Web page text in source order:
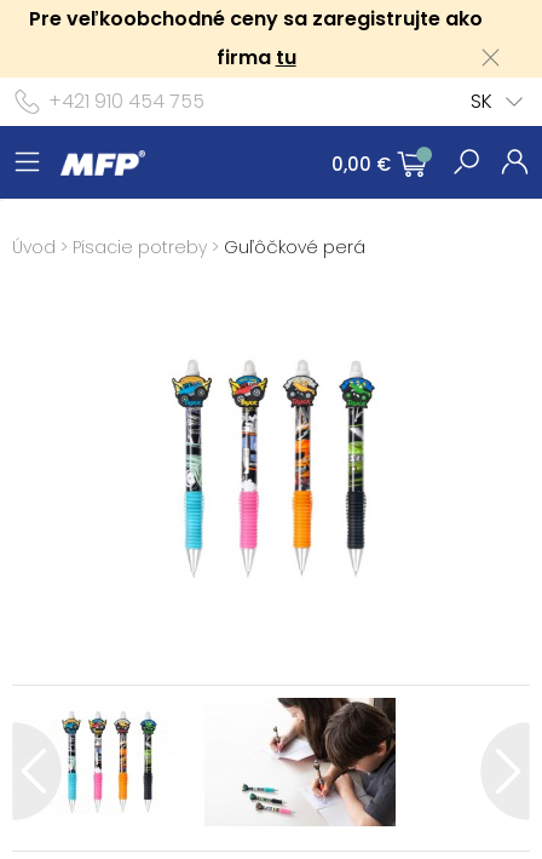
Pre veľkoobchodné ceny sa zaregistrujte ako
firma tu
+421 910 454 755
SK
0,00 €
Úvod > Písacie potreby > Guľôčkové perá